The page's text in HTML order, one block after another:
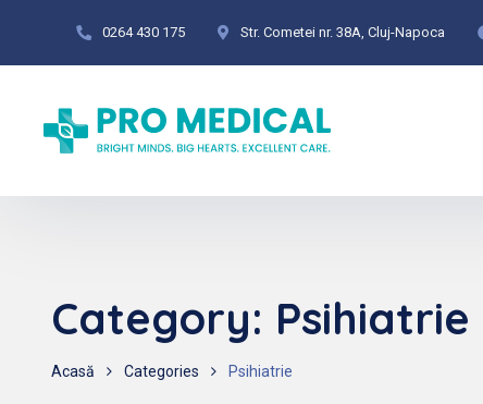
0264 430 175 Str. Cometei nr. 38A, Cluj-Napoca
Category: Psihiatrie
Acasă Categories Psihiatrie